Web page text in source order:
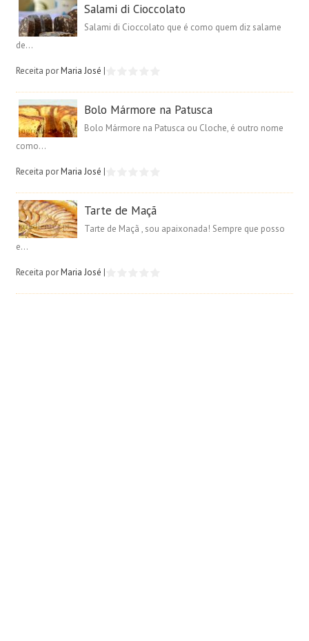
Salami di Cioccolato
Salami di Cioccolato que é como quem diz salame
de...
Receita porMaria José |
Bolo Mármore na Patusca
Bolo Mármore na Patusca ou Cloche, é outro nome
como...
Receita porMaria José |
Tarte de Maçã
Tarte de Maçã , sou apaixonada! Sempre que posso
e...
Receita porMaria José |